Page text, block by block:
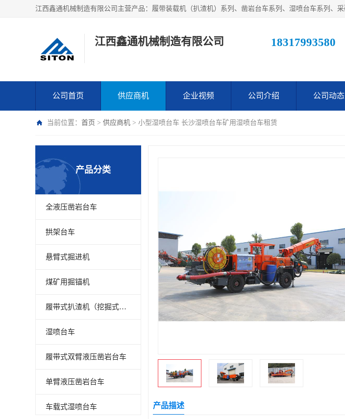
江西鑫通机械制造有限公司 18317993580
公司首页 供应商机 企业视频 公司介绍 公司动态
当前位置： 首页 > 供应商机 > 小型湿喷台车 长沙湿喷台车矿用湿喷台车租赁
产品分类
全液压凿岩台车
拱架台车
悬臂式掘进机
煤矿用掘锚机
履带式扒渣机（挖掘式装载机）
湿喷台车
履带式双臂液压凿岩台车
单臂液压凿岩台车
车载式湿喷台车 产品描述